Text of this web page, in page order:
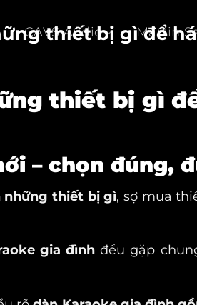
CAVS Audio Martin
thiết bị gì để
thiết bị gì
– chọn đúng,
những thiết bị gì, sợ mua
gia đình đều gặp